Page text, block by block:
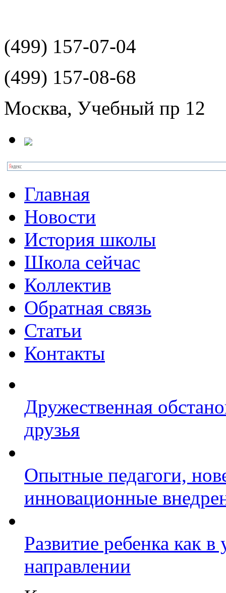
(499) 157-07-04
(499) 157-08-68
Москва, Учебный пр 12
Главная
Новости
История школы
Школа сейчас
Коллектив
Обратная связь
Статьи
Контакты
Дружественная
друзья
Опытные педагоги,
инновационные
Развитие ребенка как
направлении